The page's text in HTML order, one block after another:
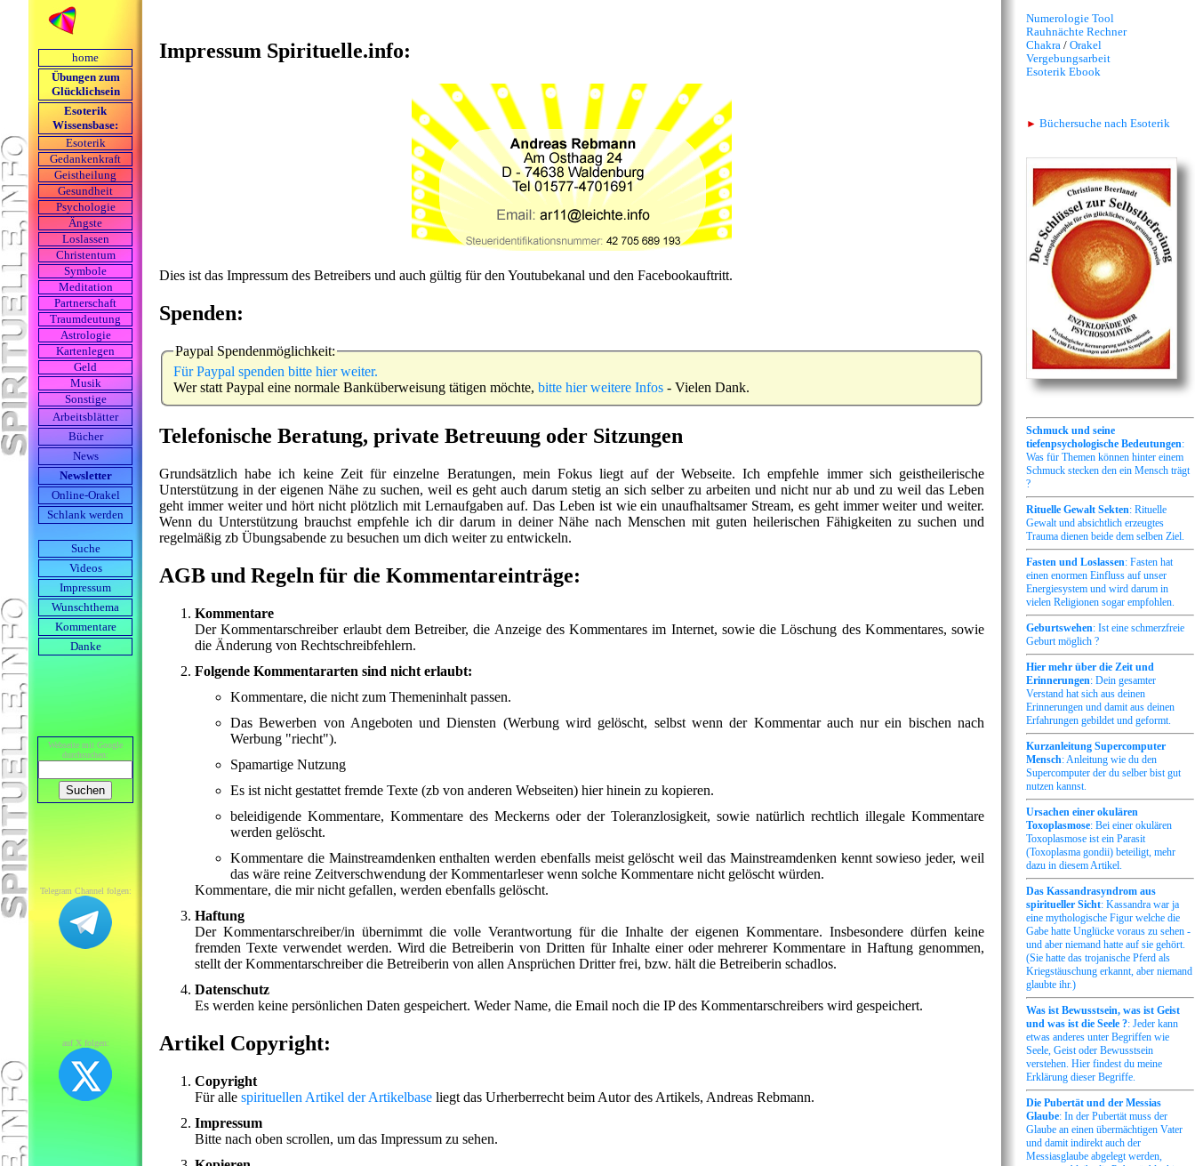
home
Übungen zum
Glücklichsein
Esoterik
Wissensbase:
Esoterik
Gedankenkraft
Geistheilung
Gesundheit
Psychologie
Ängste
Loslassen
Christentum
Symbole
Meditation
Partnerschaft
Traumdeutung
Astrologie
Kartenlegen
Geld
Musik
Sonstige
Arbeits­blätter
Bücher
News
Newsletter
Online-Orakel
Schlank werden
Suche
Videos
Impressum
Wunschthema
Kommentare
Danke
Webseite mit Google
durch­suchen:
Telegram Channel folgen:
auf X folgen:
Impressum Spirituelle.info:
Dies ist das Impressum des Betreibers und auch gültig für den Youtubekanal und den Facebookauftritt.
Spenden:
Paypal Spendenmöglichkeit:
Für Paypal spenden bitte hier weiter.
Wer statt Paypal eine normale Banküberweisung tätigen möchte, bitte hier weitere Infos - Vielen Dank.
Telefonische Beratung, private Betreuung oder Sitzungen
Grundsätzlich habe ich keine Zeit für einzelne Beratungen, mein Fokus liegt auf der Webseite. Ich empfehle immer sich geistheilerische
Unterstützung in der eigenen Nähe zu suchen, weil es geht auch darum stetig an sich selber zu arbeiten und nicht nur ab und zu weil das Leben
geht immer weiter und hört nicht plötzlich mit Lernaufgaben auf. Das Leben ist wie ein unaufhaltsamer Stream, es geht immer weiter und weiter.
Wenn du Unterstützung brauchst empfehle ich dir darum in deiner Nähe nach Menschen mit guten heilerischen Fähigkeiten zu suchen und
regelmäßig zb Übungsabende zu besuchen um dich weiter zu entwickeln.
AGB und Regeln für die Kommentareinträge:
Kommentare
Der Kommentarschreiber erlaubt dem Betreiber, die Anzeige des Kommentares im Internet, sowie die Löschung des Kommentares, sowie
die Änderung von Rechtschreibfehlern.
Folgende Kommentararten sind nicht erlaubt:
Kommentare, die nicht zum Themeninhalt passen.
Das Bewerben von Angeboten und Diensten (Werbung wird gelöscht, selbst wenn der Kommentar auch nur ein bischen nach
Werbung "riecht").
Spamartige Nutzung
Es ist nicht gestattet fremde Texte (zb von anderen Webseiten) hier hinein zu kopieren.
beleidigende Kommentare, Kommentare des Meckerns oder der Toleranzlosigkeit, sowie natürlich rechtlich illegale Kommentare
werden gelöscht.
Kommentare die Mainstreamdenken enthalten werden ebenfalls meist gelöscht weil das Mainstreamdenken kennt sowieso jeder, weil
das wäre reine Zeitverschwendung der Kommentarleser wenn solche Kommentare nicht gelöscht würden.
Kommentare, die mir nicht gefallen, werden ebenfalls gelöscht.
Haftung
Der Kommentarschreiber/in übernimmt die volle Verantwortung für die Inhalte der eigenen Kommentare. Insbesondere dürfen keine
fremden Texte verwendet werden. Wird die Betreiberin von Dritten für Inhalte einer oder mehrerer Kommentare in Haftung genommen,
stellt der Kommentarschreiber die Betreiberin von allen Ansprüchen Dritter frei, bzw. hält die Betreiberin schadlos.
Datenschutz
Es werden keine persönlichen Daten gespeichert. Weder Name, die Email noch die IP des Kommentarschreibers wird gespeichert.
Artikel Copyright:
Copyright
Für alle spirituellen Artikel der Artikelbase liegt das Urherberrecht beim Autor des Artikels, Andreas Rebmann.
Impressum
Bitte nach oben scrollen, um das Impressum zu sehen.
Numerologie Tool
Rauhnächte Rechner
Chakra / Orakel
Vergebungsarbeit
Esoterik Ebook
► Büchersuche nach Esoterik
Schmuck und seine
tiefenpsychologische Bedeutungen:
Was für Themen können hinter einem
Schmuck stecken den ein Mensch trägt
?
Rituelle Gewalt Sekten: Rituelle
Gewalt und absichtlich erzeugtes
Trauma dienen beide dem selben Ziel.
Fasten und Loslassen: Fasten hat
einen enormen Einfluss auf unser
Energiesystem und wird darum in
vielen Religionen sogar empfohlen.
Geburtswehen: Ist eine schmerzfreie
Geburt möglich ?
Hier mehr über die Zeit und
Erinnerungen: Dein gesamter
Verstand hat sich aus deinen
Erinnerungen und damit aus deinen
Erfahrungen gebildet und geformt.
Kurzanleitung Supercomputer
Mensch: Anleitung wie du den
Supercomputer der du selber bist gut
nutzen kannst.
Ursachen einer okulären
Toxoplasmose: Bei einer okulären
Toxoplasmose ist ein Parasit
(Toxoplasma gondii) beteiligt, mehr
dazu in diesem Artikel.
Das Kassandrasyndrom aus
spiritueller Sicht: Kassandra war ja
eine mythologische Figur welche die
Gabe hatte Unglücke voraus zu sehen -
und aber niemand hatte auf sie gehört.
(Sie hatte das trojanische Pferd als
Kriegstäuschung erkannt, aber niemand
glaubte ihr.)
Was ist Bewusstsein, was ist Geist
und was ist die Seele ?: Jeder kann
etwas anderes unter Begriffen wie
Seele, Geist oder Bewusstsein
verstehen. Hier findest du meine
Erklärung dieser Begriffe.
Die Pubertät und der Messias
Glaube: In der Pubertät muss der
Glaube an einen übermächtigen Vater
und damit indirekt auch der
Messiasglaube abgelegt werden,